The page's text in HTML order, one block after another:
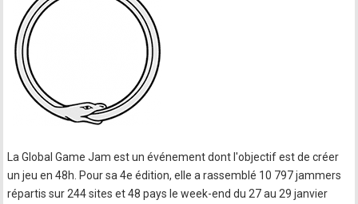
La Global Game Jam est un événement dont l'objectif est de créer
un jeu en 48h. Pour sa 4e édition, elle a rassemblé 10 797 jammers
répartis sur 244 sites et 48 pays le week-end du 27 au 29 janvier